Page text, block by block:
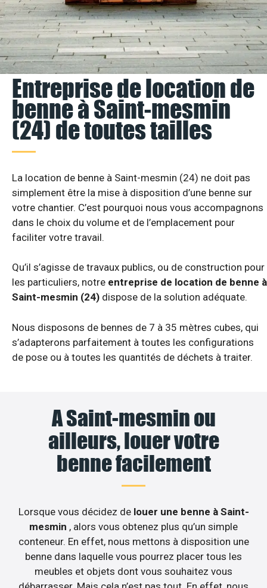
Entreprise de location de
benne à Saint-mesmin
(24) de toutes tailles
La location de benne à Saint-mesmin (24) ne doit pas
simplement être la mise à disposition d’une benne sur
votre chantier. C’est pourquoi nous vous accompagnons
dans le choix du volume et de l’emplacement pour
faciliter votre travail.
Qu’il s’agisse de travaux publics, ou de construction pour
les particuliers, notre entreprise de location de benne à
Saint-mesmin (24) dispose de la solution adéquate.
Nous disposons de bennes de 7 à 35 mètres cubes, qui
s’adapterons parfaitement à toutes les configurations
de pose ou à toutes les quantités de déchets à traiter.
A Saint-mesmin ou
ailleurs, louer votre
benne facilement
Lorsque vous décidez de louer une benne à Saint-
mesmin , alors vous obtenez plus qu’un simple
conteneur. En effet, nous mettons à disposition une
benne dans laquelle vous pourrez placer tous les
meubles et objets dont vous souhaitez vous